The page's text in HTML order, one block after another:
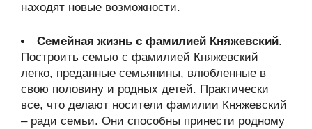
находят новые возможности.
Семейная жизнь с фамилией Княжевский.
Построить семью с фамилией Княжевский
легко, преданные семьянины, влюбленные в
свою половину и родных детей. Практически
все, что делают носители фамилии Княжевский
– ради семьи. Они способны принести родному